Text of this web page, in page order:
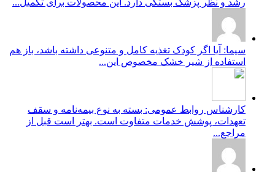
سیما: آیا اگر کودک تغذیه کامل و متنوعی داشته باشد، باز هم
استفاده از شیر خشک مخصوص این...
کارشناس روابط عمومی: بسته به نوع بیمه‌نامه و سقف
تعهدات، پوشش خدمات متفاوت است. بهتر است قبل از
مراجع...